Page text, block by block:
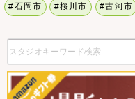
#石岡市 #桜川市 #古河市